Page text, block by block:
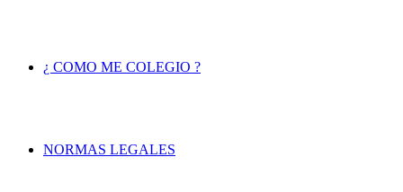
¿ COMO ME COLEGIO ?
NORMAS LEGALES